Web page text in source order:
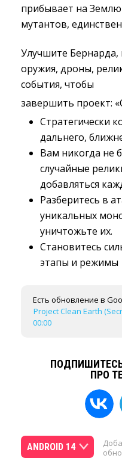
прибывает на
мутантов,
Улучшите Бернарда,
оружия, дроны,
события, чтобы
завершить проект:
Стратегически
дальнего,
Вам никогда не
случайные
добавляться
Разберитесь в
уникальных
уничтожьте их.
Становитесь
этапы и режимы
Есть обновление в
Project Clean Earth
00:00
ПРО
ANDROID 14